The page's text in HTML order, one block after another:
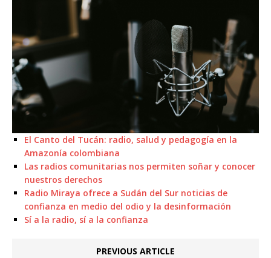
El Canto del Tucán: radio, salud y pedagogía en la
Amazonía colombiana
Las radios comunitarias nos permiten soñar y conocer
nuestros derechos
Radio Miraya ofrece a Sudán del Sur noticias de
confianza en medio del odio y la desinformación
Sí a la radio, sí a la confianza
PREVIOUS ARTICLE